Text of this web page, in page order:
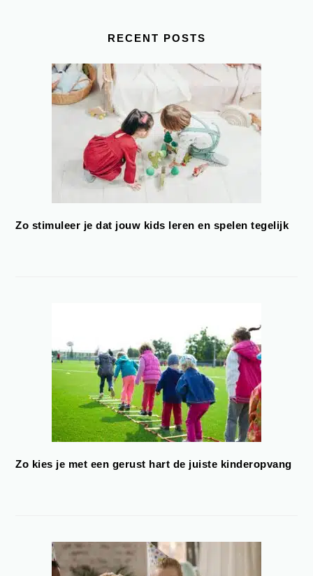
RECENT POSTS
Zo stimuleer je dat jouw kids leren en spelen tegelijk
Zo kies je met een gerust hart de juiste kinderopvang